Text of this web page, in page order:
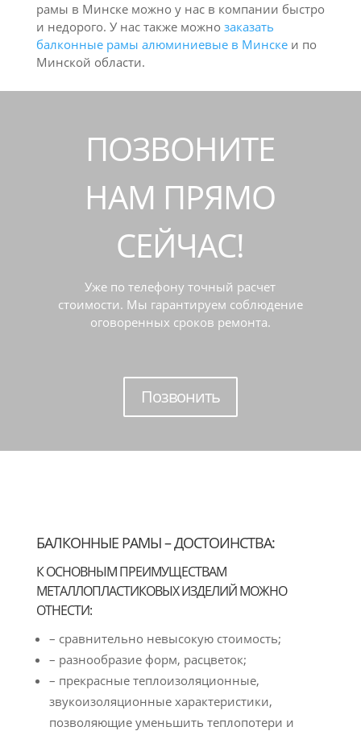
рамы в Минске можно у нас в компании быстро
и недорого. У нас также можно заказать
балконные рамы алюминиевые в Минскеи по
Минской области.
ПОЗВОНИТЕ
НАМ ПРЯМО
СЕЙЧАС!
Уже по телефону точный расчет
стоимости. Мы гарантируем соблюдение
оговоренных сроков ремонта.
Позвонить
БАЛКОННЫЕ РАМЫ – ДОСТОИНСТВА:
К ОСНОВНЫМ ПРЕИМУЩЕСТВАМ
МЕТАЛЛОПЛАСТИКОВЫХ ИЗДЕЛИЙ МОЖНО
ОТНЕСТИ:
– сравнительно невысокую стоимость;
– разнообразие форм, расцветок;
– прекрасные теплоизоляционные,
звукоизоляционные характеристики,
позволяющие уменьшить теплопотери и